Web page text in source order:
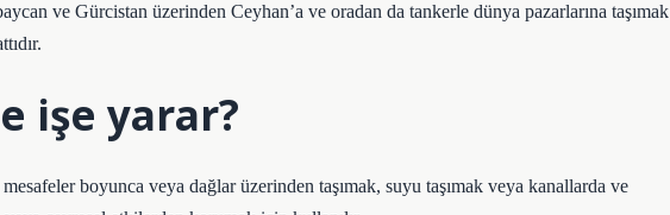
ve Gürcistan üzerinden Ceyhan’a ve oradan da tankerle dünya pazarlarına taşımak
işe yarar?
boyunca veya dağlar üzerinden taşımak, suyu taşımak veya kanallarda ve